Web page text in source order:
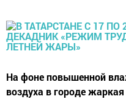
На фоне повышенной
воздуха в городе